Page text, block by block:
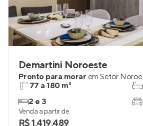
Demartini Noroeste
Pronto para morar em Setor
77 a 180 m²
2 e 3
Venda a partir de
R$ 1.419.489